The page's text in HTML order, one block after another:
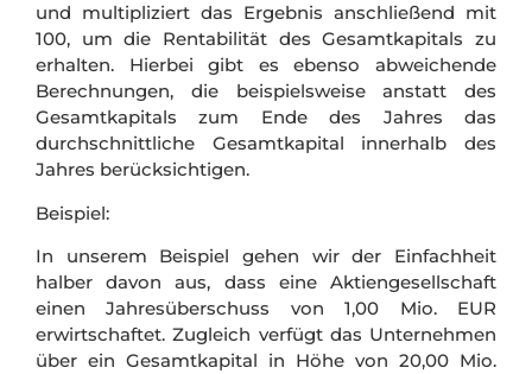
und multipliziert das Ergebnis anschließend mit
100, um die Rentabilität des Gesamtkapitals zu
erhalten. Hierbei gibt es ebenso abweichende
Berechnungen, die beispielsweise anstatt des
Gesamtkapitals zum Ende des Jahres das
durchschnittliche Gesamtkapital innerhalb des
Jahres berücksichtigen.
Beispiel:
In unserem Beispiel gehen wir der Einfachheit
halber davon aus, dass eine Aktiengesellschaft
einen Jahresüberschuss von 1,00 Mio. EUR
erwirtschaftet. Zugleich verfügt das Unternehmen
über ein Gesamtkapital in Höhe von 20,00 Mio.